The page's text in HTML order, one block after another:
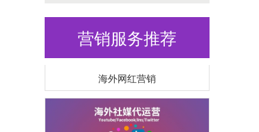
营销服务推荐